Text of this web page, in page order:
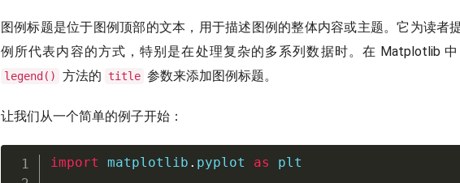
图例标题是位于图例顶部的文本，用于描述图例的整体内容或主题。它为读者
例所代表内容的方式，特别是在处理复杂的多系列数据时。在 Matplotlib
legend() 方法的 title 参数来添加图例标题。
让我们从一个简单的例子开始：
import matplotlib . pyplot as plt